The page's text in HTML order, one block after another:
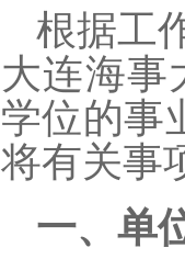
根据工
大连海事
学位的事
将有关事
一、单